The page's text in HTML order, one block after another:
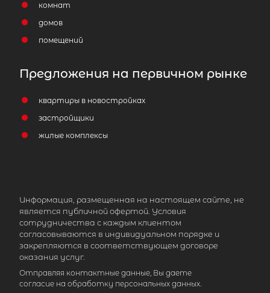
комнат
домов
помещений
Предложения на первичном рынке
квартиры в новостройках
застройщики
жилые комплексы
Информация, размещенная на настоящем сайте, не
является публичной офертой. Условия
сотрудничества с каждым клиентом
согласовываются в индивидуальном порядке и
закрепляются в соответствующем договоре
оказания услуг.
Отправляя контактные данные, Вы даете
согласие на обработку персональных данных.